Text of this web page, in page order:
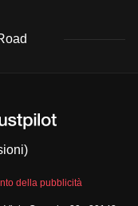
e condizioni
generali
della pubblicità